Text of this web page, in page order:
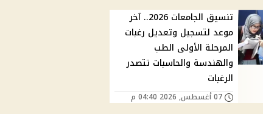
تنسيق الجامعات 2026.. آخر
موعد لتسجيل وتعديل رغبات
المرحلة الأولى الطب
والهندسة والحاسبات تتصدر
الرغبات
07 أغسطس, 2026 04:40 م